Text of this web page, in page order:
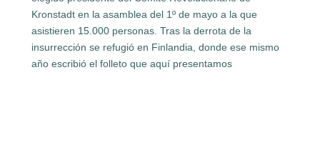
Kronstadt en la asamblea del 1º de mayo a la que
asistieren 15.000 personas. Tras la derrota de la
insurrección se refugió en Finlandia, donde ese mismo
año escribió el folleto que aquí presentamos